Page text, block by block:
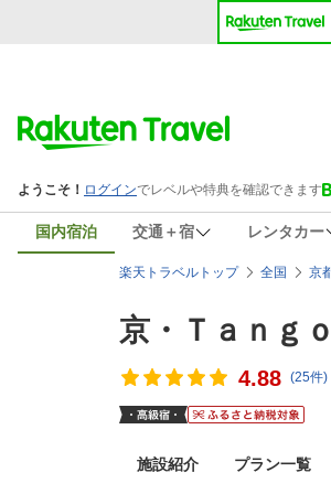
国内宿泊 交通＋宿 レンタカー
楽天トラベルトップ 全国 京
京・Ｔａｎ
4.88 (25件)
施設紹介 プラン一覧